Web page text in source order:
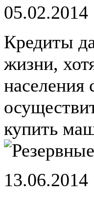
05.02.2014
Кредиты
жизни,
населения
купить
13.06.2014